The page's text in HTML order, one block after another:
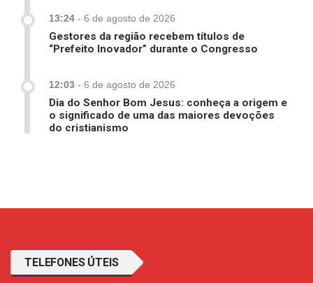
13:24 - 6 de agosto de 2026
Gestores da região recebem títulos de
“Prefeito Inovador” durante o Congresso
12:03 - 6 de agosto de 2026
Dia do Senhor Bom Jesus: conheça a origem e
o significado de uma das maiores devoções
do cristianismo
TELEFONES ÚTEIS